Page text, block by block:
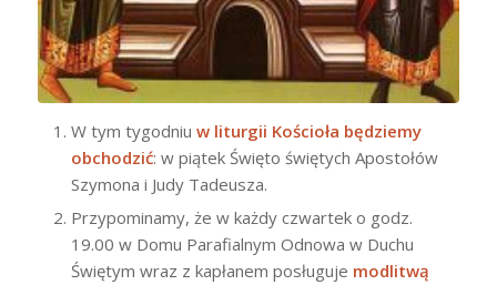
W tym tygodniu w liturgii Kościoła będziemy
obchodzić: w piątek Święto świętych Apostołów
Szymona i Judy Tadeusza.
Przypominamy, że w każdy czwartek o godz.
19.00 w Domu Parafialnym Odnowa w Duchu
Świętym wraz z kapłanem posługuje modlitwą